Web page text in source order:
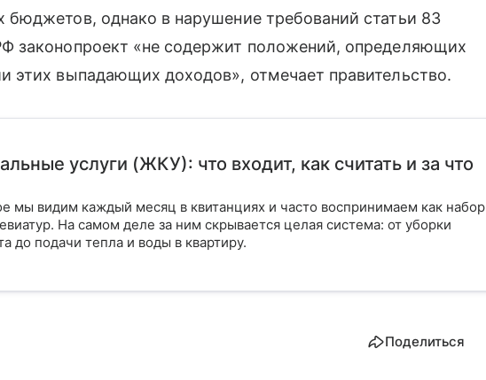
бюджетов, однако в нарушение требований статьи 83
законопроект «не содержит положений, определяющих
этих выпадающих доходов», отмечает правительство.
услуги (ЖКУ): что входит, как считать и за что
мы видим каждый месяц в квитанциях и часто воспринимаем как набор
На самом деле за ним скрывается целая система: от уборки
до подачи тепла и воды в квартиру.
Поделиться